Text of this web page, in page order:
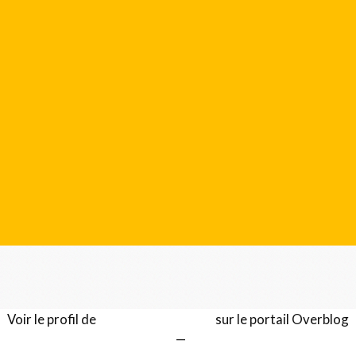
Voir le profil de sur le portail Overblog